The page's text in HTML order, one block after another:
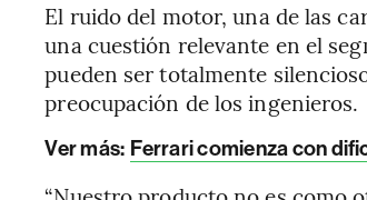
El ruido del motor, una de las
una cuestión relevante en el
pueden ser totalmente
preocupación de los ingenieros.
Ver más: Ferrari comienza con